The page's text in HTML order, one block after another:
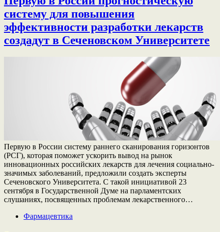
систему для повышения
эффективности разработки лекарств
создадут в Сеченовском Университете
Первую в России систему раннего сканирования горизонтов
(РСГ), которая поможет ускорить вывод на рынок
инновационных российских лекарств для лечения социально-
значимых заболеваний, предложили создать эксперты
Сеченовского Университета. С такой инициативой 23
сентября в Государственной Думе на парламентских
слушаниях, посвященных проблемам лекарственного…
Фармацевтика